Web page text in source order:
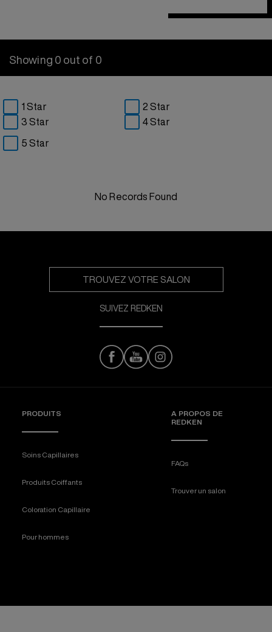
Showing 0 out of 0
1 Star
2 Star
3 Star
4 Star
5 Star
No Records Found
TROUVEZ VOTRE SALON
SUIVEZ REDKEN
PRODUITS
Soins Capillaires
Produits Coiffants
Coloration Capillaire
Pour hommes
A PROPOS DE
REDKEN
FAQs
Trouver un salon